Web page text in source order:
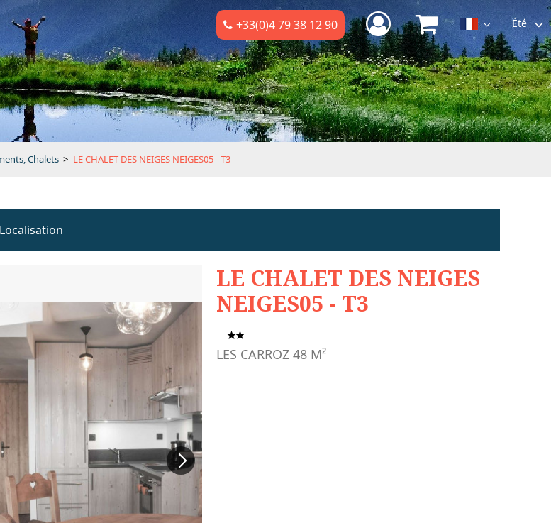
+33(0)4 79 38 12 90 Été
Chalets > LE CHALET DES NEIGES NEIGES05 - T3
Localisation
LE CHALET DES NEIGES
NEIGES05 - T3
LES CARROZ 48 M²